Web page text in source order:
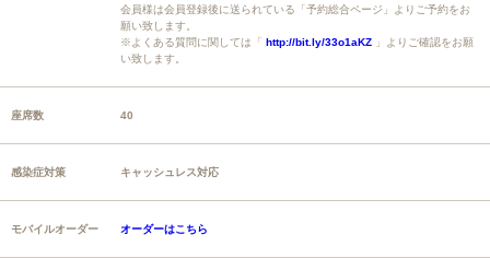
会員様は会員登録後に送られている「予約総合ページ」よりご予約をお
願い致します。
※よくある質問に関しては「 http://bit.ly/33o1aKZ 」よりご確認をお願
い致します。
座席数 40
感染症対策 キャッシュレス対応
モバイルオーダー オーダーはこちら